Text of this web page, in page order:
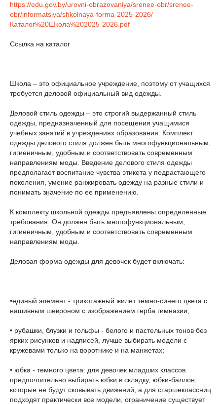
https://edu.gov.by/urovni-obrazovaniya/srenee-obr/srenee-
obr/informatsiya/shkolnaya-forma-2025-2026/
Каталог%20Школа%202025-2026.pdf
Ссылка на каталог
Школа – это официальное учреждение, поэтому от учащихся
требуется деловой официальный вид одежды.
Деловой стиль одежды – это строгий выдержанный стиль
одежды, предназначенный для посещения учащимися
учебных занятий в учреждениях образования. Комплект
одежды делового стиля должен быть многофункциональным,
гигиеничным, удобным и соответствовать современным
направлениям моды. Введение делового стиля одежды
предполагает воспитание чувства этикета у подрастающего
поколения, умение ранжировать одежду на разные стили и
понимать значение по ее применению.
К комплекту школьной одежды предъявлены определенные
требования. Он должен быть многофункциональным,
гигиеничным, удобным и соответствовать современным
направлениям моды.
Деловая форма одежды для девочек будет включать:
•единый элемент - трикотажный жилет тёмно-синего цвета с
нашивным шевроном с изображением герба гимназии;
• рубашки, блузки и гольфы - белого и пастельных тонов без
ярких рисунков и надписей, лучше выбирать модели с
кружевами только на воротнике и на манжетах;
• юбка - темного цвета: для девочек младших классов
предпочтительно выбирать юбки в складку, юбки-баллон,
которые не будут сковывать движений, а для старшеклассниц
подходят практически все модели, ограничение существует